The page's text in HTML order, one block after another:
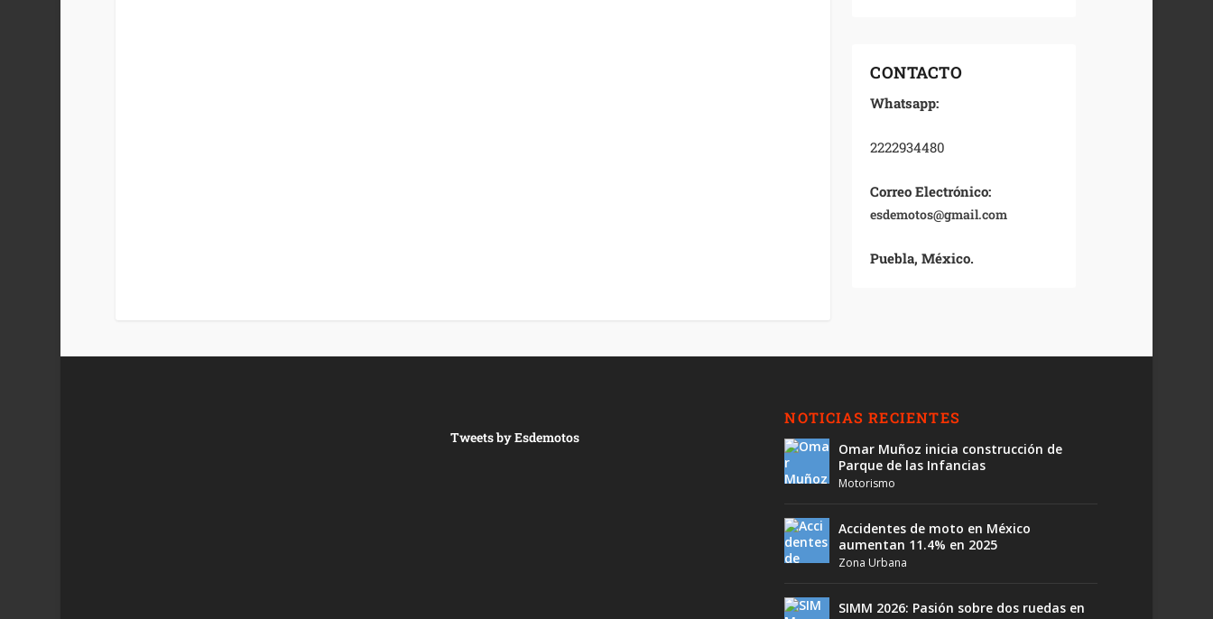
CONTACTO
Whatsapp:
2222934480
Correo Electrónico:
esdemotos@gmail.com
Puebla, México.
Tweets by Esdemotos
NOTICIAS RECIENTES
Omar Muñoz inicia construcción de
Parque de las Infancias
Motorismo
Accidentes de moto en México
aumentan 11.4% en 2025
Zona Urbana
SIMM 2026: Pasión sobre dos ruedas en